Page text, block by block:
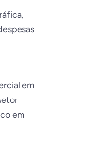
em
em